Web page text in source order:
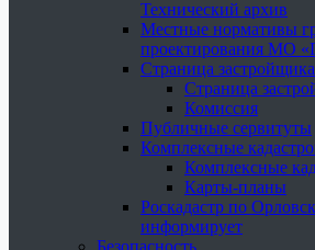
Технический архив
Местные нормативы
проектирования МО
Страница застройщика
Страница
Комиссия
Публичные сервитуты
Комплексные
Комплексные
Карты-планы
Роскадастр по
информирует
Безопасность